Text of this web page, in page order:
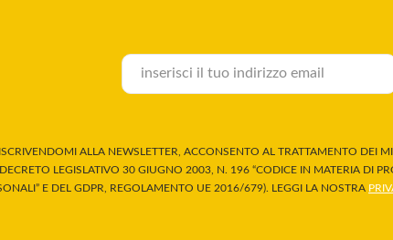
ISCRIVENDOMI ALLA NEWSLETTER, ACCONSENTO AL TRATTAMENTO DEI
LEGISLATIVO 30 GIUGNO 2003, N. 196 “CODICE IN MATERIA DI
E DEL GDPR, REGOLAMENTO UE 2016/679). LEGGI LA NOSTRA